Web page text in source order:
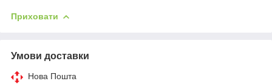
Приховати
Умови доставки
Нова Пошта